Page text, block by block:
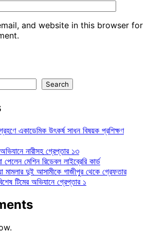
and website in this browser for
Search
একাডেমিক উৎকর্ষ সাধন বিষয়ক প্রশিক্ষণ
নারীসহ গ্রেপ্তার ১৩
পেলেন মেশিন রিডেবল লাইব্রেরি কার্ড
মামলার দুই আসামীকে গাজীপুর থেকে গ্রেফতার
টিমের অভিযানে গ্রেপ্তার ১